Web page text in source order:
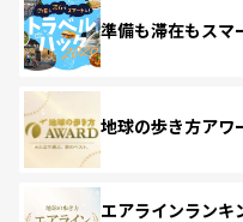
準備も滞在もス
地球の歩き方アワ
エアラインラン